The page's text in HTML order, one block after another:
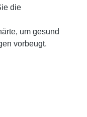
die
um gesund
vorbeugt.